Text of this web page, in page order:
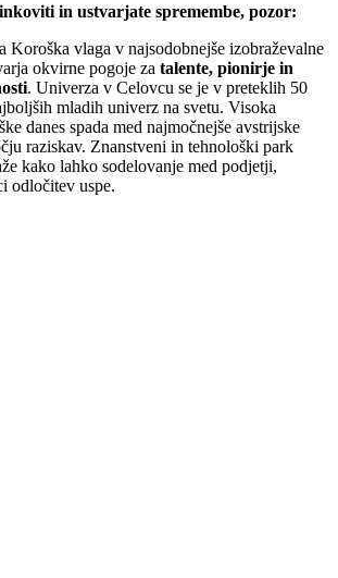
in ustvarjate spremembe, pozor:
Koroška vlaga v najsodobnejše izobraževalne
okvirne pogoje za talente, pionirje in
. Univerza v Celovcu se je v preteklih 50
mladih univerz na svetu. Visoka
danes spada med najmočnejše avstrijske
raziskav. Znanstveni in tehnološki park
kako lahko sodelovanje med podjetji,
odločitev uspe.